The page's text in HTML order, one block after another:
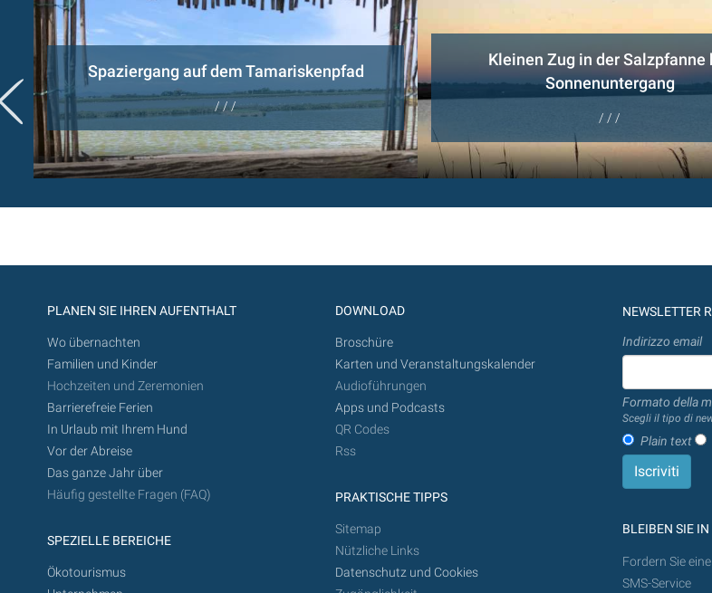
Spaziergang auf dem Tamariskenpfad
/ / /
Kleinen Zug in der Salzpfanne
Sonnenuntergang
/ / /
PLANEN SIE IHREN AUFENTHALT
Wo übernachten
Familien und Kinder
Hochzeiten und Zeremonien
Barrierefreie Ferien
In Urlaub mit Ihrem Hund
Vor der Abreise
Das ganze Jahr über
Häufig gestellte Fragen (FAQ)
SPEZIELLE BEREICHE
Ökotourismus
DOWNLOAD
Broschüre
Karten und Veranstaltungskalender
Audioführungen
Apps und Podcasts
QR Codes
Rss
PRAKTISCHE TIPPS
Sitemap
Nützliche Links
Datenschutz und Cookies
NEWSLETTER
Indirizzo email
Formato della
Scegli il tipo di
Plain text
BLEIBEN SIE
Fordern Sie
SMS-Service